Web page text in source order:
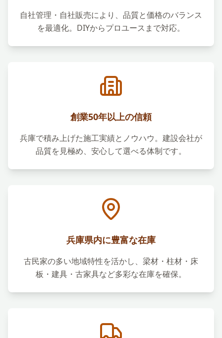
自社管理・自社販売により、品質と価格のバランス
を最適化。DIYからプロユースまで対応。
創業50年以上の信頼
兵庫で積み上げた施工実績とノウハウ。建設会社が
品質を見極め、安心して選べる体制です。
兵庫県内に豊富な在庫
古民家の多い地域特性を活かし、梁材・柱材・床
板・建具・古家具など多彩な在庫を確保。